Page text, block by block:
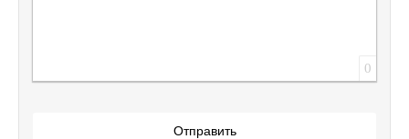
0
Отправить